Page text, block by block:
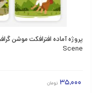
Scene
35,000 تومان